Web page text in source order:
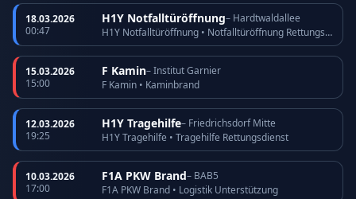
18.03.2026
00:47
H1Y Notfalltüröffnung– Hardtwaldallee
H1Y Notfalltüröffnung • Notfalltüröffnung Rettungsdienst
15.03.2026
15:00
F Kamin– Institut Garnier
F Kamin • Kaminbrand
12.03.2026
19:25
H1Y Tragehilfe– Friedrichsdorf Mitte
H1Y Tragehilfe • Tragehilfe Rettungsdienst
10.03.2026
17:00
F1A PKW Brand– BAB5
F1A PKW Brand • Logistik Unterstützung